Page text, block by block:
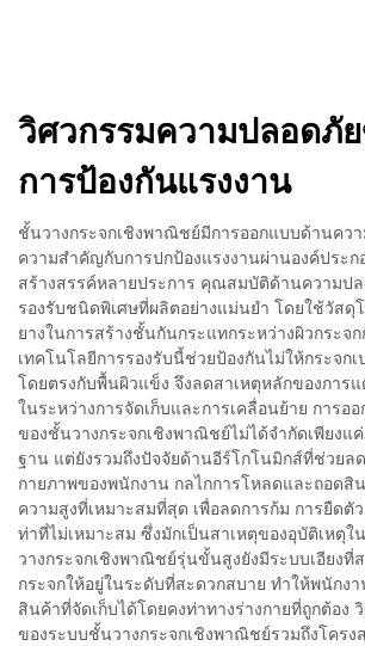
วิศวกรรมความปลอดภั
การป้องกันแรงงาน
ชั้นวางกระจกเชิงพาณิชย์มีการออกแบบด้านคว
ความสำคัญกับการปกป้องแรงงานผ่านองค์ประ
สร้างสรรค์หลายประการ คุณสมบัติด้านความป
รองรับชนิดพิเศษที่ผลิตอย่างแม่นยำ โดยใช้วัส
ยางในการสร้างชั้นกันกระแทกระหว่างผิวกระจ
เทคโนโลยีการรองรับนี้ช่วยป้องกันไม่ให้กระจก
โดยตรงกับพื้นผิวแข็ง จึงลดสาเหตุหลักของการแ
ในระหว่างการจัดเก็บและการเคลื่อนย้าย การอ
ของชั้นวางกระจกเชิงพาณิชย์ไม่ได้จำกัดเพียงแ
ฐาน แต่ยังรวมถึงปัจจัยด้านอีร์โกโนมิกส์ที่ช่วยล
กายภาพของพนักงาน กลไกการโหลดและถอดสิ
ความสูงที่เหมาะสมที่สุด เพื่อลดการก้ม การยืดตั
ท่าที่ไม่เหมาะสม ซึ่งมักเป็นสาเหตุของอุบัติเหตุ
วางกระจกเชิงพาณิชย์รุ่นขั้นสูงยังมีระบบเอียงที่
กระจกให้อยู่ในระดับที่สะดวกสบาย ทำให้พนักงา
สินค้าที่จัดเก็บได้โดยคงท่าทางร่างกายที่ถูกต้อง
ของระบบชั้นวางกระจกเชิงพาณิชย์รวมถึงโครง